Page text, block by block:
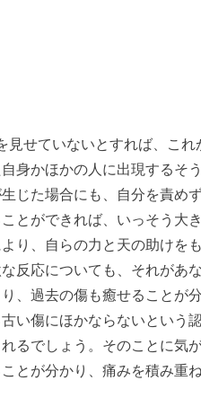
見せていないとすれば、こ
身かほかの人に出現するそ
じた場合にも、自分を責め
とができれば、いっそう大
り、自らの力と天の助けを
反応についても、それがあ
、過去の傷も癒せることが
い傷にほかならないという
るでしょう。そのことに気
とが分かり、痛みを積み重